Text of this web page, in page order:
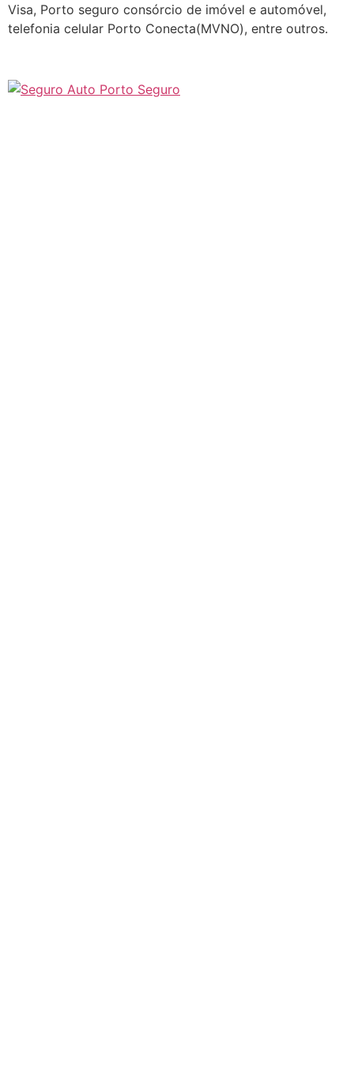
Visa, Porto seguro consórcio de imóvel e automóvel,
telefonia celular Porto Conecta(MVNO), entre outros.